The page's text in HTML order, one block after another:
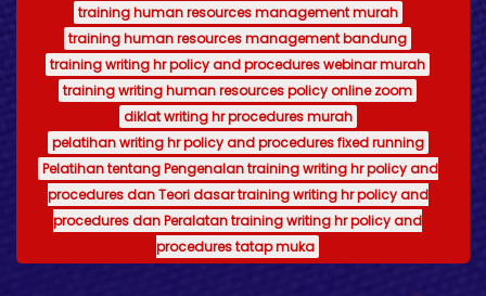
training human resources management murah
training human resources management bandung
training writing hr policy and procedures webinar murah
training writing human resources policy online zoom
diklat writing hr procedures murah
pelatihan writing hr policy and procedures fixed running
Pelatihan tentang Pengenalan training writing hr policy and
procedures dan Teori dasar training writing hr policy and
procedures dan Peralatan training writing hr policy and
procedures tatap muka